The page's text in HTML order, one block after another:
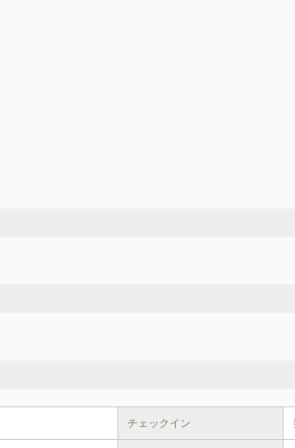
チェックイン